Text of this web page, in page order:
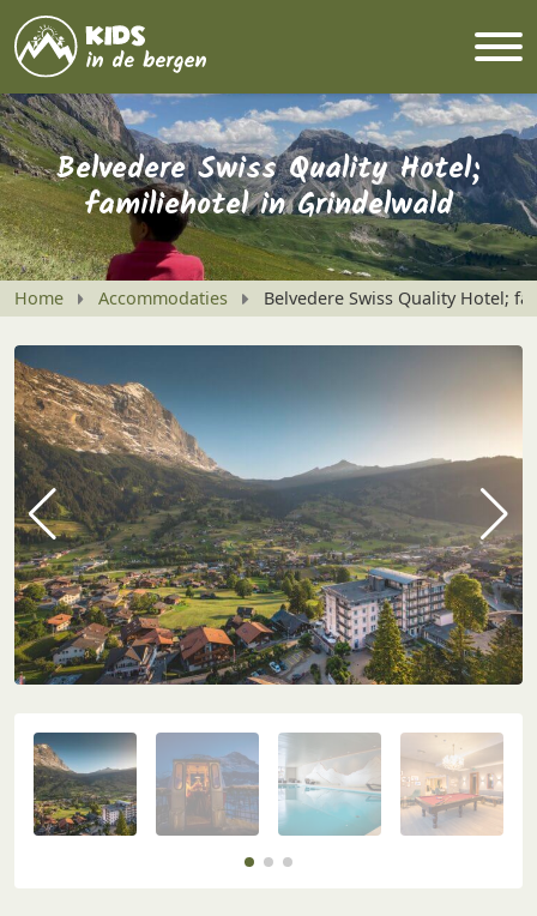
Belvedere Swiss Quality Hotel;
familiehotel in Grindelwald
Home Accommodaties Belvedere Swiss Quality Hotel;